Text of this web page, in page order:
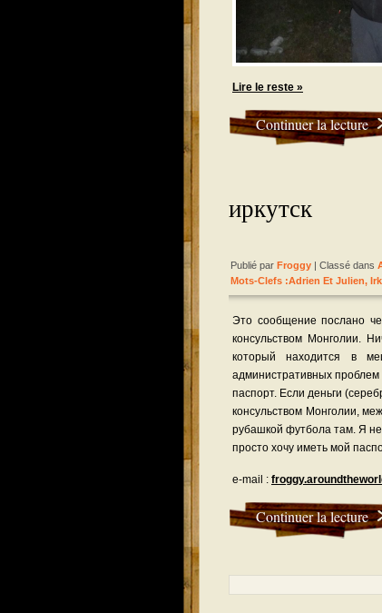
Lire le reste »
Continuer la lecture
иркутск
Publié par Froggy | Classé dans
Mots-Clefs :Adrien Et Julien,
Это сообщение послано
консульством Монголии.
который находится в
административных проблем
паспорт. Если деньги
консульством Монголии,
рубашкой футбола там. Я
просто хочу иметь мой
e-mail :
Continuer la lecture